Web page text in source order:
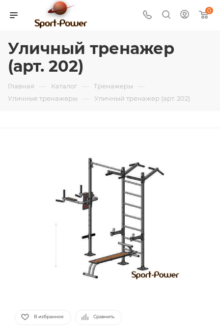
0
Уличный тренажер
(арт. 202)
Главная — Каталог — Тренажеры —
Уличные тренажеры — Уличный тренажер (арт. 202)
В избранное Сравнить